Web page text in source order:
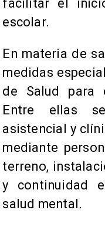
facilitar el
escolar.
En materia de
medidas
de Salud para
Entre ellas
asistencial y
mediante
terreno,
y continuidad
salud mental.